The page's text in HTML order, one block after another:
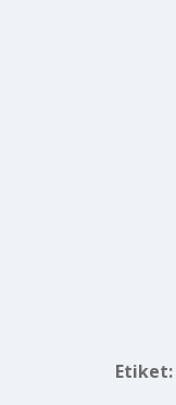
Etiket: